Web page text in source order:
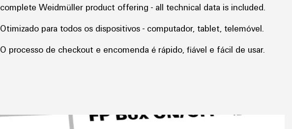
complete Weidmüller product offering - all technical data is included.
Otimizado para todos os dispositivos - computador, tablet, telemóvel.
O processo de checkout e encomenda é rápido, fiável e fácil de usar.